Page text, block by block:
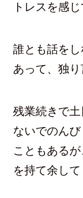
トレスを感じ
誰とも話を
あって、独り
残業続きで
ないでのん
こともある
を持て余して